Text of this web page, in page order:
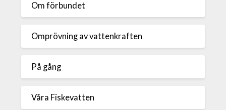
Om förbundet
Omprövning av vattenkraften
På gång
Våra Fiskevatten